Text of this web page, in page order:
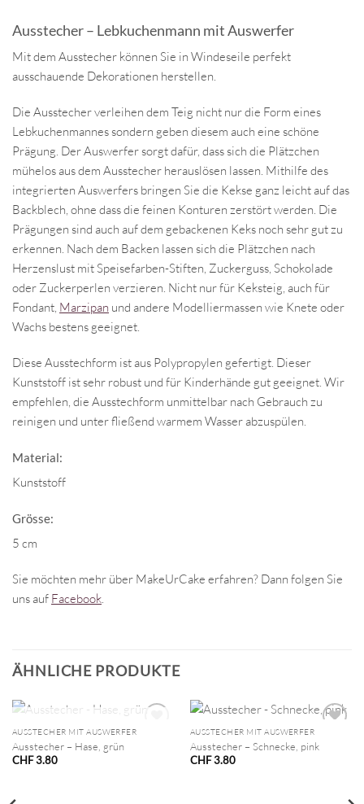
Ausstecher – Lebkuchenmann mit Auswerfer
Mit dem Ausstecher können Sie in Windeseile perfekt
ausschauende Dekorationen herstellen.
Die Ausstecher verleihen dem Teig nicht nur die Form eines
Lebkuchenmannes sondern geben diesem auch eine schöne
Prägung. Der Auswerfer sorgt dafür, dass sich die Plätzchen
mühelos aus dem Ausstecher herauslösen lassen. Mithilfe des
integrierten Auswerfers bringen Sie die Kekse ganz leicht auf das
Backblech, ohne dass die feinen Konturen zerstört werden. Die
Prägungen sind auch auf dem gebackenen Keks noch sehr gut zu
erkennen. Nach dem Backen lassen sich die Plätzchen nach
Herzenslust mit Speisefarben-Stiften, Zuckerguss, Schokolade
oder Zuckerperlen verzieren. Nicht nur für Keksteig, auch für
Fondant, Marzipan und andere Modelliermassen wie Knete oder
Wachs bestens geeignet.
Diese Ausstechform ist aus Polypropylen gefertigt. Dieser
Kunststoff ist sehr robust und für Kinderhände gut geeignet. Wir
empfehlen, die Ausstechform unmittelbar nach Gebrauch zu
reinigen und unter fließend warmem Wasser abzuspülen.
Material:
Kunststoff
Grösse:
5 cm
Sie möchten mehr über MakeUrCake erfahren? Dann folgen Sie
uns auf Facebook.
ÄHNLICHE PRODUKTE
NICHT VORRÄTIG
AUSSTECHER MIT AUSWERFER
Ausstecher – Hase, grün
CHF3.80
AUSSTECHER MIT AUSWERFER
Ausstecher – Schnecke, pink
CHF3.80